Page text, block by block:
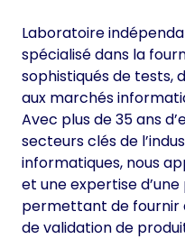
Laboratoire
spécialisé dans la
sophistiqués de tests,
aux marchés
Avec plus de 35 ans
secteurs clés de
informatiques, nous
et une expertise
permettant de fournir
de validation de